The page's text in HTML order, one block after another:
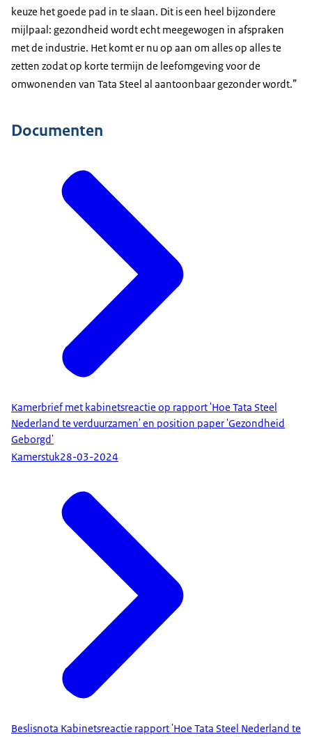
keuze het goede pad in te slaan. Dit is een heel bijzondere
mijlpaal: gezondheid wordt echt meegewogen in afspraken
met de industrie. Het komt er nu op aan om alles op alles te
zetten zodat op korte termijn de leefomgeving voor de
omwonenden van Tata Steel al aantoonbaar gezonder wordt.”
Documenten
Kamerbrief met kabinetsreactie op rapport 'Hoe Tata Steel
Nederland te verduurzamen' en position paper 'Gezondheid
Geborgd'
Kamerstuk28-03-2024
Beslisnota Kabinetsreactie rapport 'Hoe Tata Steel Nederland te